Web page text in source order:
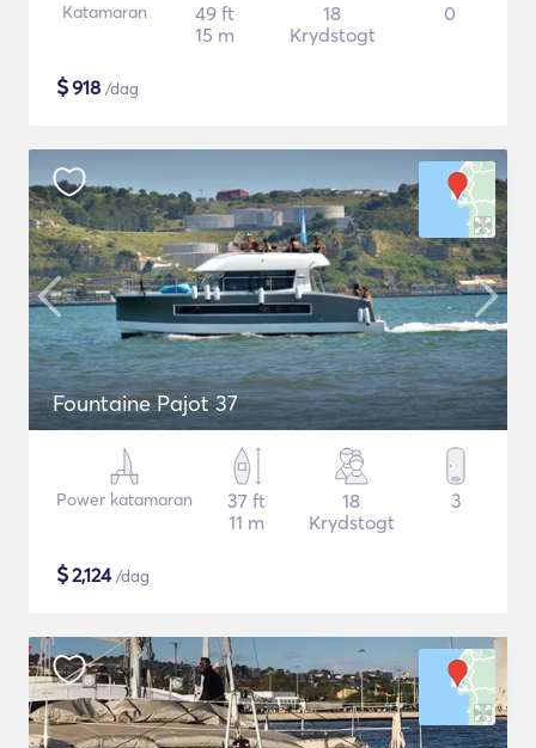
Katamaran
49 ft
15 m
18
Krydstogt
0
$918 /dag
Fountaine Pajot 37
Power katamaran
37 ft
11 m
18
Krydstogt
3
$2,124/dag